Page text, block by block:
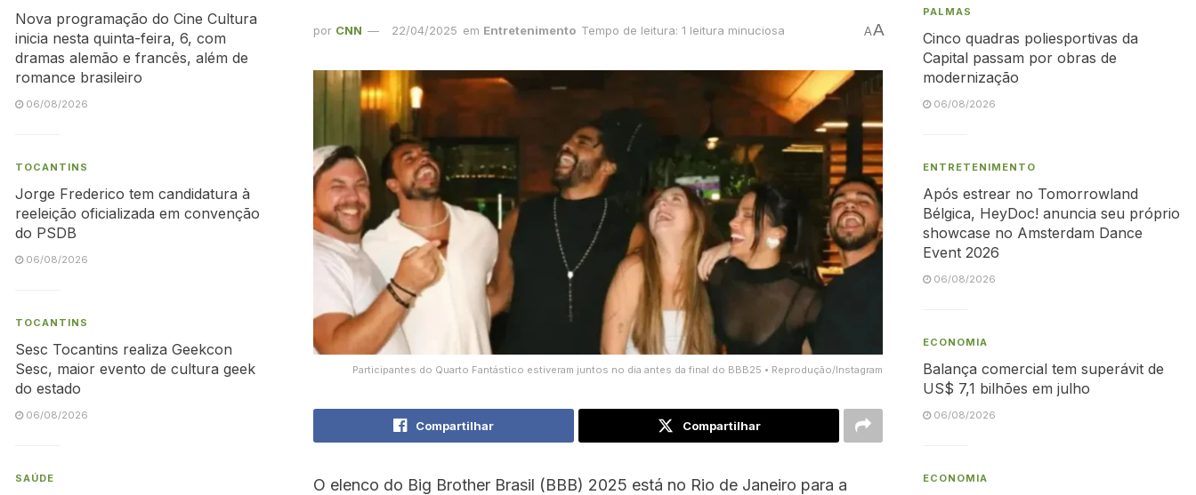
por CNN 22/04/2025 em Entretenimento Tempo de leitura: 1 leitura minuciosa AA
Participantes do Quarto Fantástico estiveram juntos no dia antes da final do BBB25 • Reprodução/Instagram
Compartilhar Compartilhar
O elenco do Big Brother Brasil (BBB) 2025 está no Rio de Janeiro para a
Nova programação do Cine Cultura
inicia nesta quinta-feira, 6, com
dramas alemão e francês, além de
romance brasileiro
06/08/2026
TOCANTINS
Jorge Frederico tem candidatura à
reeleição oficializada em convenção
do PSDB
06/08/2026
TOCANTINS
Sesc Tocantins realiza Geekcon
Sesc, maior evento de cultura geek
do estado
06/08/2026
SAÚDE
PALMAS
Cinco quadras poliesportivas da
Capital passam por obras de
modernização
06/08/2026
ENTRETENIMENTO
Após estrear no Tomorrowland
Bélgica, HeyDoc! anuncia seu próprio
showcase no Amsterdam Dance
Event 2026
06/08/2026
ECONOMIA
Balança comercial tem superávit de
US$ 7,1 bilhões em julho
06/08/2026
ECONOMIA